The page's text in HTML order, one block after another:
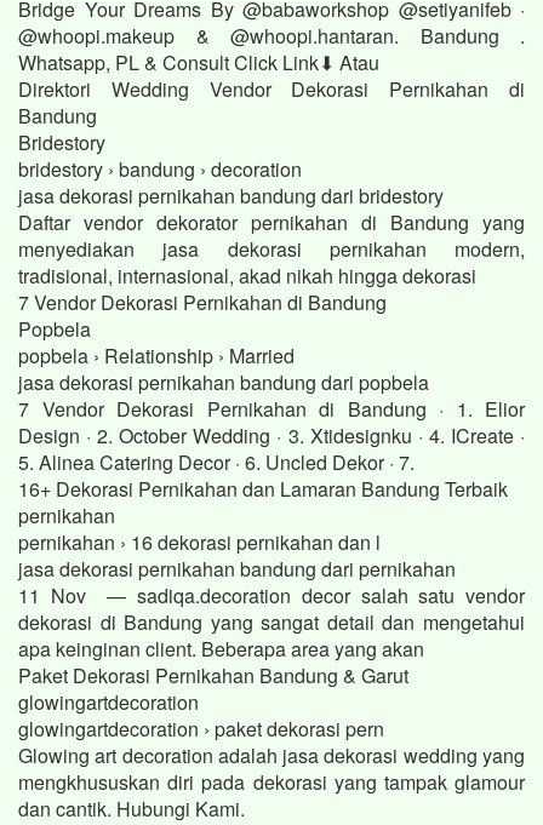
Bridge Your Dreams By @babaworkshop @setiyanifeb ·
@whoopi.makeup & @whoopi.hantaran. Bandung .
Whatsapp, PL & Consult Click Link⬇ Atau
Direktori Wedding Vendor Dekorasi Pernikahan di
Bandung
Bridestory
bridestory › bandung › decoration
jasa dekorasi pernikahan bandung dari bridestory
Daftar vendor dekorator pernikahan di Bandung yang
menyediakan jasa dekorasi pernikahan modern,
tradisional, internasional, akad nikah hingga dekorasi
7 Vendor Dekorasi Pernikahan di Bandung
Popbela
popbela › Relationship › Married
jasa dekorasi pernikahan bandung dari popbela
7 Vendor Dekorasi Pernikahan di Bandung · 1. Elior
Design · 2. October Wedding · 3. Xtidesignku · 4. ICreate ·
5. Alinea Catering Decor · 6. Uncled Dekor · 7.
16+ Dekorasi Pernikahan dan Lamaran Bandung Terbaik
pernikahan
pernikahan › 16 dekorasi pernikahan dan l
jasa dekorasi pernikahan bandung dari pernikahan
11 Nov — sadiqa.decoration decor salah satu vendor
dekorasi di Bandung yang sangat detail dan mengetahui
apa keinginan client. Beberapa area yang akan
Paket Dekorasi Pernikahan Bandung & Garut
glowingartdecoration
glowingartdecoration › paket dekorasi pern
Glowing art decoration adalah jasa dekorasi wedding yang
mengkhususkan diri pada dekorasi yang tampak glamour
dan cantik. Hubungi Kami.